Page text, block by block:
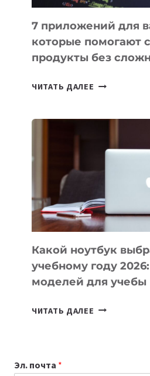
7 приложений для
которые помогают
продукты без
ЧИТАТЬ ДАЛЕЕ
ПОМОГАЮТ
СОЗДАВАТЬ
БЕЗ
СЛОЖНОГО
КОДА
Какой ноутбук
учебному году
моделей для учебы
ЧИТАТЬ ДАЛЕЕ КАКОЙ
Эл. почта *